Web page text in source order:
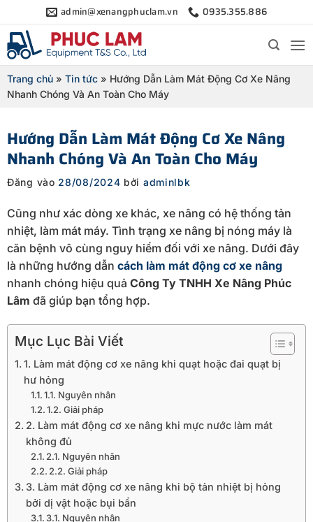
qua
nội
dung
admin@xenangphuclam.vn 0935.355.886
Trang chủ » Tin tức » Hướng Dẫn Làm Mát Động Cơ Xe Nâng
Nhanh Chóng Và An Toàn Cho Máy
Hướng Dẫn Làm Mát Động Cơ Xe Nâng
Nhanh Chóng Và An Toàn Cho Máy
Đăng vào 28/08/2024 bởi adminlbk
Cũng như xác dòng xe khác, xe nâng có hệ thống tản
nhiệt, làm mát máy. Tình trạng xe nâng bị nóng máy là
căn bệnh vô cùng nguy hiểm đối với xe nâng. Dưới đây
là những hướng dẫn cách làm mát động cơ xe nâng
nhanh chóng hiệu quả Công Ty TNHH Xe Nâng Phúc
Lâm đã giúp bạn tổng hợp.
Mục Lục Bài Viết
1. Làm mát động cơ xe nâng khi quạt hoặc đai quạt bị
hư hỏng
1.1. Nguyên nhân
1.2. Giải pháp
2. Làm mát động cơ xe nâng khi mực nước làm mát
không đủ
2.1. Nguyên nhân
2.2. Giải pháp
3. Làm mát động cơ xe nâng khi bộ tản nhiệt bị hỏng
bởi dị vật hoặc bụi bẩn
3.1. Nguyên nhân